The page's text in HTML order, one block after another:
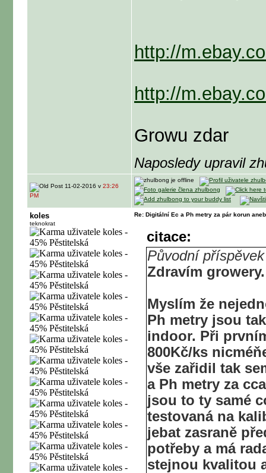
http://
http://
Growu zdar
Naposledy upravil
11-02-2016 v 23:26
PM
koles
teknokrat
Re: Digitální Ec a Ph metry za pár korun
citace:
Původní
Zdravím growery.
Myslím že
Ph metry jsou
indoor. Při
800Kč/ks
vše zařidil tak
a Ph metry za
jsou to ty samé
testovaná na
jebat zasraně
potřeby a má
stejnou kvalitou